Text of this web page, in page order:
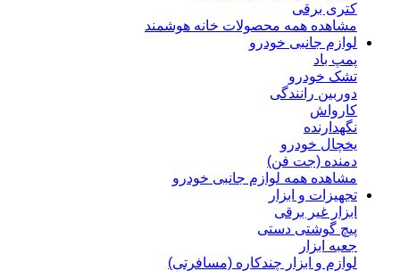
کتری برقی
مشاهده همه محصولات خانه هوشمند
لوازم جانبی خودرو
پمپ باد
تشک خودرو
دوربین رانندگی
کارواش
نگهدارنده
یخچال خودرو
دمنده (جت فن)
مشاهده همه لوازم جانبی خودرو
تجهیزات و ابزار
ابزار غیر برقی
پیچ گوشتی دستی
جعبه ابزار
لوازم و ابزار چندکاره (مسافرتی)